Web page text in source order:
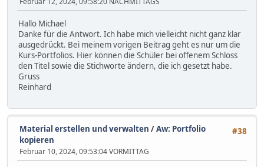
Hallo Michael
Danke für die Antwort. Ich habe mich vielleicht nicht ganz klar
ausgedrückt. Bei meinem vorigen Beitrag geht es nur um die
Kurs-Portfolios. Hier können die Schüler bei offenem Schloss
den Titel sowie die Stichworte ändern, die ich gesetzt habe.
Gruss
Reinhard
#38
Material erstellen und verwalten /Aw: Portfolio
kopieren
Februar 10, 2024, 09:53:04 VORMITTAG